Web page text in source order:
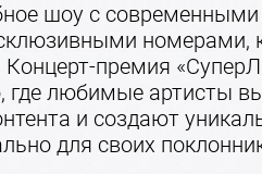
шоу с современными
номерами,
премия
где любимые артисты
и создают
для своих